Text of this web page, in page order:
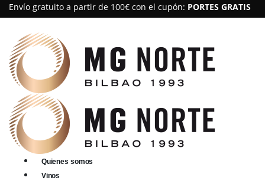
Envío gratuito a partir de 100€ con el cupón: PORTES GRATIS
Quienes somos
Vinos